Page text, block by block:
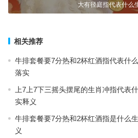
大有径庭指代表什么
相关推荐
牛排套餐要7分热和2杯红酒指代表什
落实
上7上7下三摇头摆尾的生肖冲指代表
实释义
牛排套餐要7分热和2杯红酒指是什么
义